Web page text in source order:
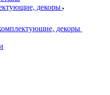
декоры
декоры